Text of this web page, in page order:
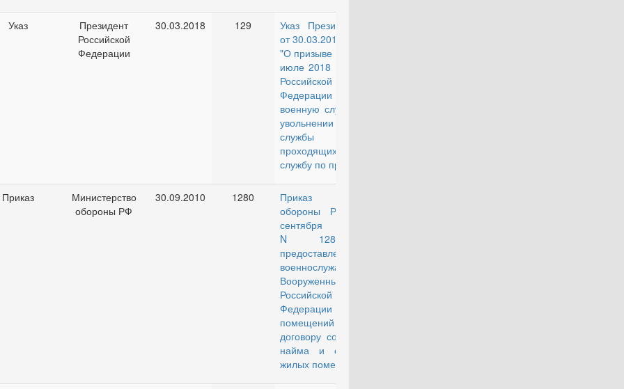
Указ
Президент
Российской
Федерации
30.03.2018 129
Указ Президента РФ
от 30.03.2018 г. № 129
"О призыве в апреле -
июле 2018 г. граждан
Российской
Федерации на
военную службу и об
увольнении с военной
службы граждан,
проходящих военную
службу по призыву"
Приказ
Министерство
обороны РФ
30.09.2010 1280
Приказ Министра
обороны РФ от 30
сентября 2010 г.
N 1280 "О
предоставлении
военнослужащим
Вооруженных Сил
Российской
Федерации жилых
помещений по
договору социального
найма и служебных
жилых помещений"